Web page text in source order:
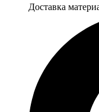
Доставка